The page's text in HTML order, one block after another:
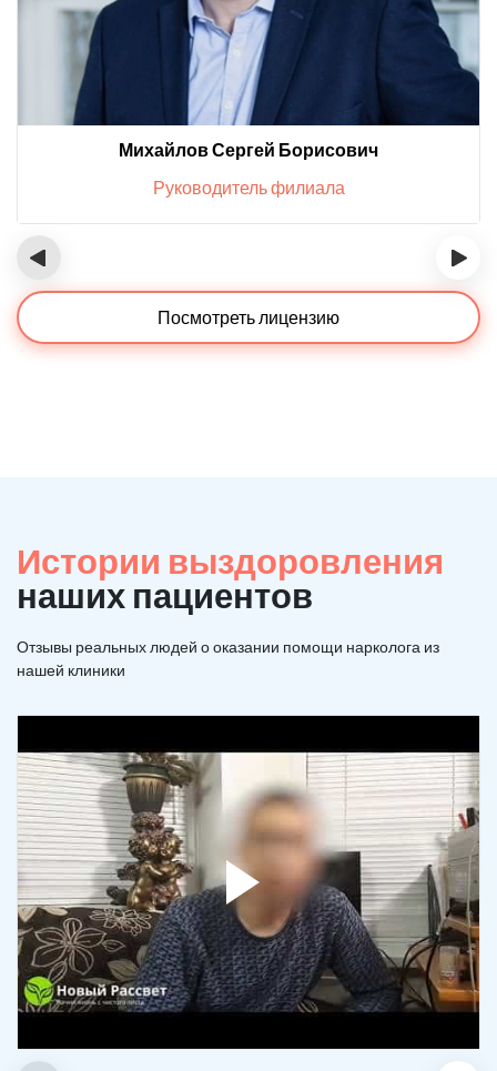
Михайлов Сергей Борисович
Руководитель филиала
‹ ›
Посмотреть лицензию
Истории выздоровления
наших пациентов
Отзывы реальных людей о оказании помощи нарколога из
нашей клиники